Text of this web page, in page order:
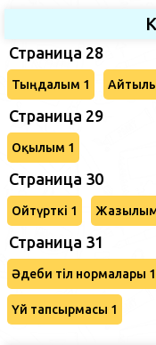
Страница 28
Тыңдалым 1
Страница 29
Оқылым 1
Страница 30
Ойтүрткі 1
Страница 31
Әдеби тіл нормалары 1
Үй тапсырмасы 1